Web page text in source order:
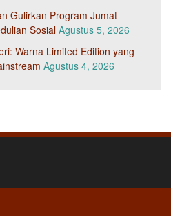
Gulirkan Program Jumat
Sosial Agustus 5, 2026
Warna Limited Edition yang
Agustus 4, 2026